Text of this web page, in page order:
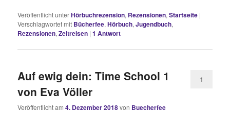
Veröffentlicht unterHörbuchrezension, Rezensionen,Startseite |
Verschlagwortet mit Bücherfee,Hörbuch,Jugendbuch,
Rezensionen,Zeitreisen |1 Antwort
Auf ewig dein: Time School 1
von Eva Völler
Veröffentlicht am4. Dezember 2018von Buecherfee
1